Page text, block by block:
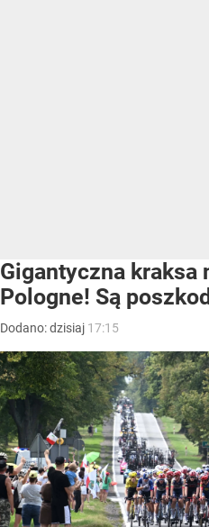
Gigantyczna kraksa
Pologne! Są
Dodano:dzisiaj 17:15